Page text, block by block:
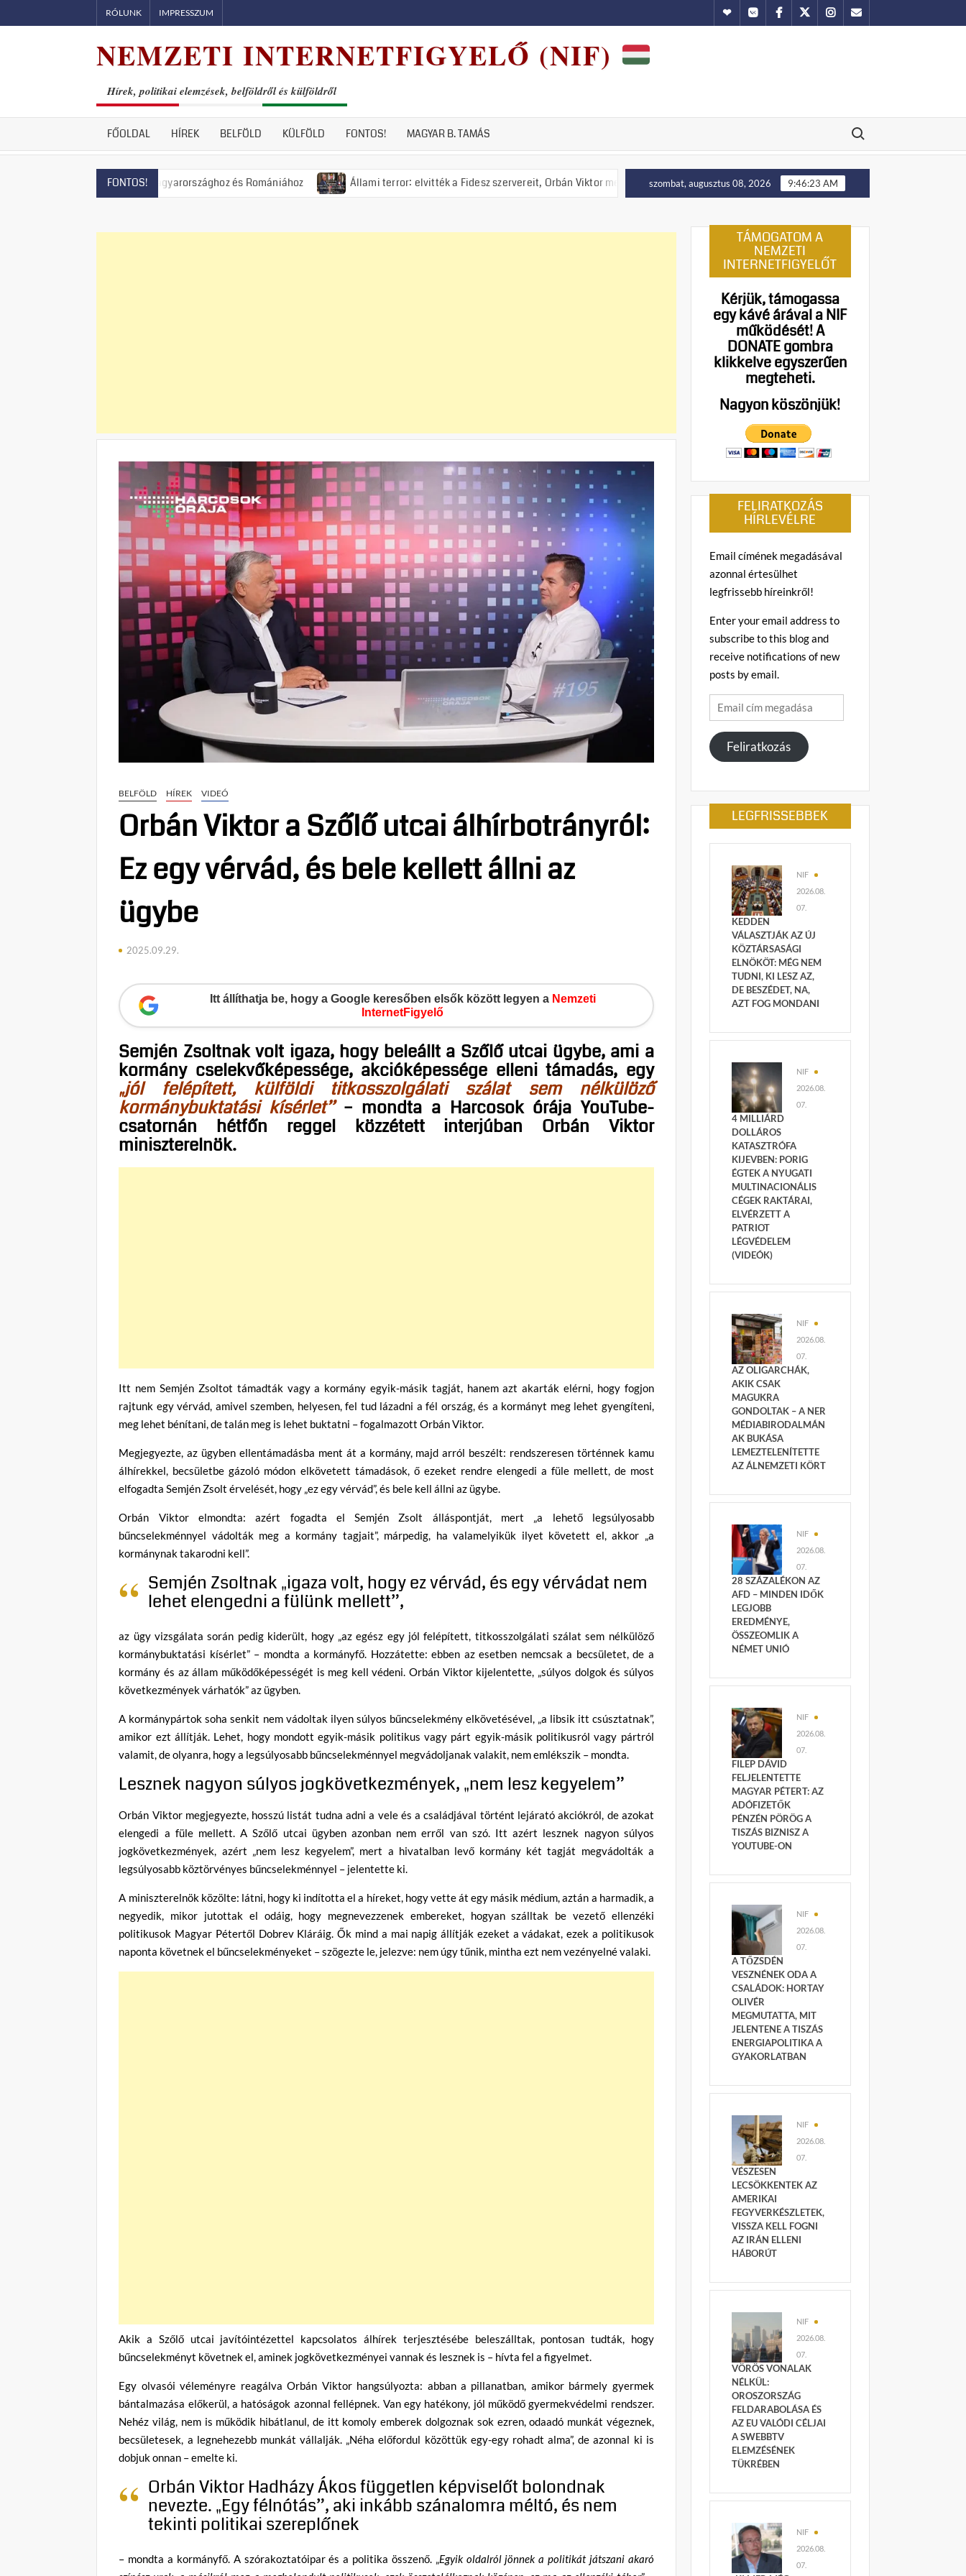
to
RÓLUNK IMPRESSZUM HundubVkontakte
Facebook
TwitterInstagram
Email
NEMZETI INTERNETFIGYELŐ (NIF)
Hírek, politikai elemzések, belföldről és külföldről
FŐOLDAL HÍREK BELFÖLD KÜLFÖLD FONTOS! MAGYAR B. TAMÁS
Search for:
FONTOS!
Magyarországhoz és Romániához Állami terror: elvitték a Fidesz szervereit, Orbán Viktor meghirdette a nemzeti ellenállást! Manny Pacquiao és tíz abortusztúlélő üzenete
szombat, augusztus 08, 2026 9:46:24 AM
BELFÖLD HÍREK VIDEÓ
Orbán Viktor a Szőlő utcai álhírbotrányról:
Ez egy vérvád, és bele kellett állni az
ügybe
2025.09.29.
Itt állíthatja be, hogy a Google keresőben elsők között legyen a Nemzeti
InternetFigyelő
Semjén Zsoltnak volt igaza, hogy beleállt a Szőlő utcai ügybe, ami a
kormány cselekvőképessége, akcióképessége elleni támadás, egy
„jól felépített, külföldi titkosszolgálati szálat sem nélkülöző
kormánybuktatási kísérlet”– mondta a Harcosok órája YouTube-
csatornán hétfőn reggel közzétett interjúban Orbán Viktor
miniszterelnök.
Itt nem Semjén Zsoltot támadták vagy a kormány egyik-másik tagját, hanem azt akarták elérni, hogy fogjon
rajtunk egy vérvád, amivel szemben, helyesen, fel tud lázadni a fél ország, és a kormányt meg lehet gyengíteni,
meg lehet bénítani, de talán meg is lehet buktatni – fogalmazott Orbán Viktor.
Megjegyezte, az ügyben ellentámadásba ment át a kormány, majd arról beszélt: rendszeresen történnek kamu
álhírekkel, becsületbe gázoló módon elkövetett támadások, ő ezeket rendre elengedi a füle mellett, de most
elfogadta Semjén Zsolt érvelését, hogy „ez egy vérvád”, és bele kell állni az ügybe.
Orbán Viktor elmondta: azért fogadta el Semjén Zsolt álláspontját, mert „a lehető legsúlyosabb
bűncselekménnyel vádolták meg a kormány tagjait”, márpedig, ha valamelyikük ilyet követett el, akkor „a
kormánynak takarodni kell”.
Semjén Zsoltnak „igaza volt, hogy ez vérvád, és egy vérvádat nem
lehet elengedni a fülünk mellett”,
az ügy vizsgálata során pedig kiderült, hogy „az egész egy jól felépített, titkosszolgálati szálat sem nélkülöző
kormánybuktatási kísérlet” – mondta a kormányfő. Hozzátette: ebben az esetben nemcsak a becsületet, de a
kormány és az állam működőképességét is meg kell védeni. Orbán Viktor kijelentette, „súlyos dolgok és súlyos
következmények várhatók” az ügyben.
A kormánypártok soha senkit nem vádoltak ilyen súlyos bűncselekmény elkövetésével, „a libsik itt csúsztatnak”,
amikor ezt állítják. Lehet, hogy mondott egyik-másik politikus vagy párt egyik-másik politikusról vagy pártról
valamit, de olyanra, hogy a legsúlyosabb bűncselekménnyel megvádoljanak valakit, nem emlékszik – mondta.
Lesznek nagyon súlyos jogkövetkezmények, „nem lesz kegyelem”
Orbán Viktor megjegyezte, hosszú listát tudna adni a vele és a családjával történt lejárató akciókról, de azokat
elengedi a füle mellett. A Szőlő utcai ügyben azonban nem erről van szó. Itt azért lesznek nagyon súlyos
jogkövetkezmények, azért „nem lesz kegyelem”, mert a hivatalban levő kormány két tagját megvádolták a
legsúlyosabb köztörvényes bűncselekménnyel – jelentette ki.
A miniszterelnök közölte: látni, hogy ki indította el a híreket, hogy vette át egy másik médium, aztán a harmadik, a
negyedik, mikor jutottak el odáig, hogy megnevezzenek embereket, hogyan szálltak be vezető ellenzéki
politikusok Magyar Pétertől Dobrev Kláráig. Ők mind a mai napig állítják ezeket a vádakat, ezek a politikusok
naponta követnek el bűncselekményeket – szögezte le, jelezve: nem úgy tűnik, mintha ezt nem vezényelné valaki.
Akik a Szőlő utcai javítóintézettel kapcsolatos álhírek terjesztésébe beleszálltak, pontosan tudták, hogy
bűncselekményt követnek el, aminek jogkövetkezményei vannak és lesznek is – hívta fel a figyelmet.
Egy olvasói véleményre reagálva Orbán Viktor hangsúlyozta: abban a pillanatban, amikor bármely gyermek
bántalmazása előkerül, a hatóságok azonnal fellépnek. Van egy hatékony, jól működő gyermekvédelmi rendszer.
Nehéz világ, nem is működik hibátlanul, de itt komoly emberek dolgoznak sok ezren, odaadó munkát végeznek,
becsületesek, a legnehezebb munkát vállalják. „Néha előfordul közöttük egy-egy rohadt alma”, de azonnal ki is
dobjuk onnan – emelte ki.
Orbán Viktor Hadházy Ákos független képviselőt bolondnak
nevezte. „Egy félnótás”, aki inkább szánalomra méltó, és nem
tekinti politikai szereplőnek
– mondta a kormányfő. A szórakoztatóipar és a politika összenő. „Egyik oldalról jönnek a politikát játszani akaró
TÁMOGATOM A
NEMZETI
INTERNETFIGYELŐT
Kérjük, támogassa
egy kávé árával a NIF
működését!A
DONATE gombra
klikkelve egyszerűen
megteheti.
Nagyon köszönjük!
FELIRATKOZÁS
HÍRLEVÉLRE
Email címének megadásával
azonnal értesülhet
legfrissebb híreinkről!
Enter your email address to
subscribe to this blog and
receive notifications of new
posts by email.
Email
cím
megadása
Feliratkozás
LEGFRISSEBBEK
NIF
2026.08.
07.
KEDDEN
VÁLASZTJÁK AZ ÚJ
KÖZTÁRSASÁGI
ELNÖKÖT: MÉG NEM
TUDNI, KI LESZ AZ,
DE BESZÉDET, NA,
AZT FOG MONDANI
NIF
2026.08.
07.
4 MILLIÁRD
DOLLÁROS
KATASZTRÓFA
KIJEVBEN: PORIG
ÉGTEK A NYUGATI
MULTINACIONÁLIS
CÉGEK RAKTÁRAI,
ELVÉRZETT A
PATRIOT
LÉGVÉDELEM
(VIDEÓK)
NIF
2026.08.
07.
AZ OLIGARCHÁK,
AKIK CSAK
MAGUKRA
GONDOLTAK – A NER
MÉDIABIRODALMÁN
AK BUKÁSA
LEMEZTELENÍTETTE
AZ ÁLNEMZETI KÖRT
NIF
2026.08.
07.
28 SZÁZALÉKON AZ
AFD – MINDEN IDŐK
LEGJOBB
EREDMÉNYE,
ÖSSZEOMLIK A
NÉMET UNIÓ
NIF
2026.08.
07.
FILEP DÁVID
FELJELENTETTE
MAGYAR PÉTERT: AZ
ADÓFIZETŐK
PÉNZÉN PÖRÖG A
TISZÁS BIZNISZ A
YOUTUBE-ON
NIF
2026.08.
07.
A TŐZSDÉN
VESZNÉNEK ODA A
CSALÁDOK: HORTAY
OLIVÉR
MEGMUTATTA, MIT
JELENTENE A TISZÁS
ENERGIAPOLITIKA A
GYAKORLATBAN
NIF
2026.08.
07.
VÉSZESEN
LECSÖKKENTEK AZ
AMERIKAI
FEGYVERKÉSZLETEK,
VISSZA KELL FOGNI
AZ IRÁN ELLENI
HÁBORÚT
NIF
2026.08.
07.
VÖRÖS VONALAK
NÉLKÜL:
OROSZORSZÁG
FELDARABOLÁSA ÉS
AZ EU VALÓDI CÉLJAI
A SWEBBTV
ELEMZÉSÉNEK
TÜKRÉBEN
NIF
2026.08.
07.